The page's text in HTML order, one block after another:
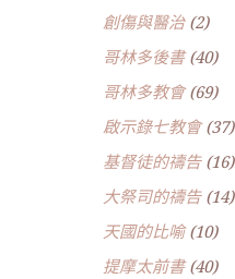
創傷與醫治(2)
哥林多後書(40)
哥林多教會(69)
啟示錄七教會(37)
基督徒的禱告(16)
大祭司的禱告(14)
天國的比喻(10)
提摩太前書(40)